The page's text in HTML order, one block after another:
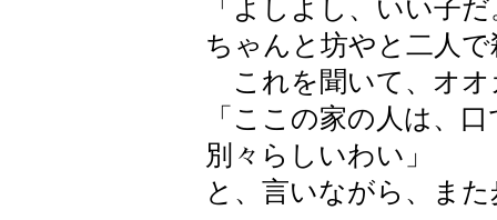
「よしよし、いい子
ちゃんと坊やと二人
これを聞いて、オオ
「ここの家の人は、
別々らしいわい」
と、言いながら、ま